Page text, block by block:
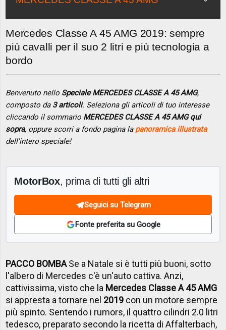
Mercedes Classe A 45 AMG 2019: sempre
più cavalli per il suo 2 litri e più tecnologia a
bordo
Benvenuto nello Speciale MERCEDES CLASSE A 45 AMG,
composto da 3 articoli. Seleziona gli articoli di tuo interesse
cliccando il sommario MERCEDES CLASSE A 45 AMG qui
sopra, oppure scorri a fondo pagina la panoramica illustrata
dell'intero speciale!
MotorBox, prima di tutti gli altri
Seguici su Telegram
Fonte preferita su Google
PACCO BOMBASe a Natale si è tutti più buoni, sotto
l'albero di Mercedes c'è un'auto cattiva. Anzi,
cattivissima, visto che la Mercedes Classe A 45 AMG
si appresta a tornare nel 2019 con un motore sempre
più spinto. Sentendo i rumors, il quattro cilindri 2.0 litri
tedesco, preparato secondo la ricetta di Affalterbach,